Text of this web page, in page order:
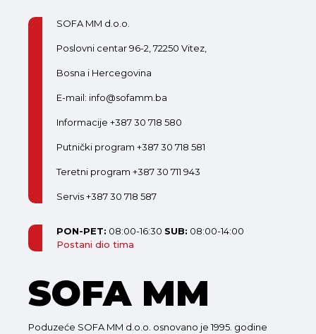
SOFA MM d.o.o.
Poslovni centar 96-2, 72250 Vitez,
Bosna i Hercegovina
E-mail: info@sofamm.ba
Informacije +387 30 718 580
Putnički program +387 30 718 581
Teretni program +387 30 711 943
Servis +387 30 718 587
PON-PET: 08:00-16:30 SUB: 08:00-14:00
Postani dio tima
SOFA MM
Poduzeće SOFA MM d.o.o. osnovano je 1995. godine